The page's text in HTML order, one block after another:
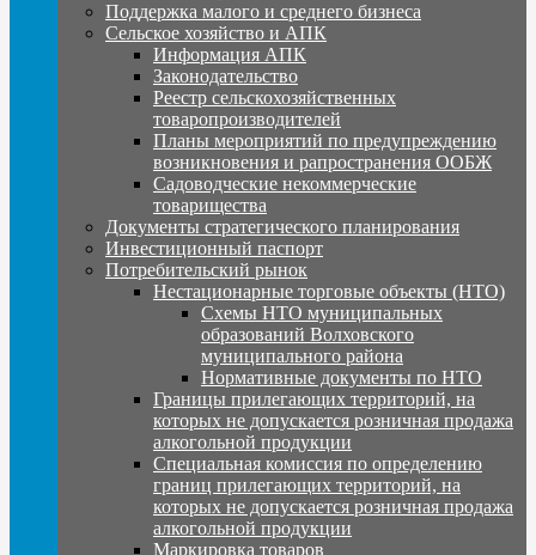
Поддержка малого и среднего бизнеса
Сельское хозяйство и АПК
Информация АПК
Законодательство
Реестр сельскохозяйственных
товаропроизводителей
Планы мероприятий по предупреждению
возникновения и рапространения ООБЖ
Садоводческие некоммерческие
товарищества
Документы стратегического планирования
Инвестиционный паспорт
Потребительский рынок
Нестационарные торговые объекты (НТО)
Схемы НТО муниципальных
образований Волховского
муниципального района
Нормативные документы по НТО
Границы прилегающих территорий, на
которых не допускается розничная продажа
алкогольной продукции
Специальная комиссия по определению
границ прилегающих территорий, на
которых не допускается розничная продажа
алкогольной продукции
Маркировка товаров